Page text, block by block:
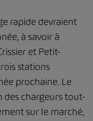
rapide devraient
à savoir à
et Petit-
stations
prochaine. Le
des chargeurs tout-
sur le marché,